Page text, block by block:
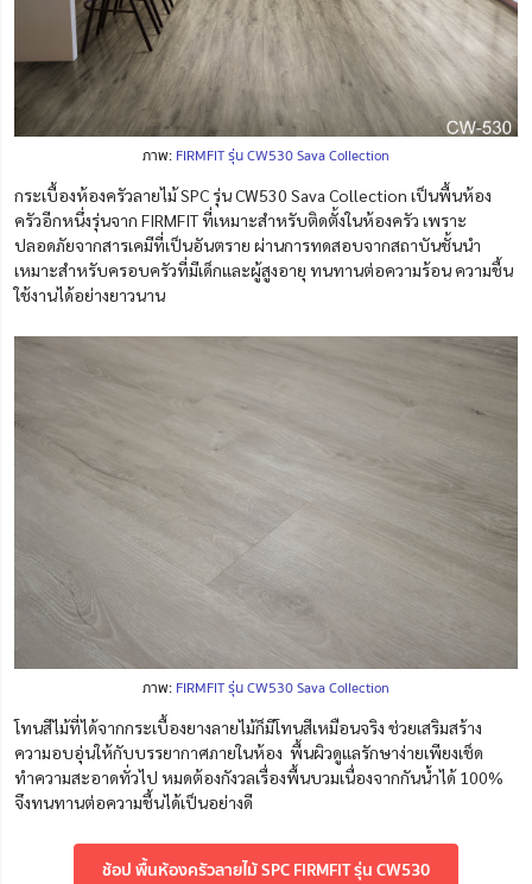
ภาพ: FIRMFIT รุ่น CW530 Sava Collection
กระเบื้องห้องครัวลายไม้ SPC รุ่น CW530 Sava Collection เป็นพื้นห้อง
ครัวอีกหนึ่งรุ่นจาก FIRMFIT ที่เหมาะสำหรับติดตั้งในห้องครัว เพราะ
ปลอดภัยจากสารเคมีที่เป็นอันตราย ผ่านการทดสอบจากสถาบันชั้นนำ
เหมาะสำหรับครอบครัวที่มีเด็กและผู้สูงอายุ ทนทานต่อความร้อน ความชื้น
ใช้งานได้อย่างยาวนาน
ภาพ: FIRMFIT รุ่น CW530 Sava Collection
โทนสีไม้ที่ได้จากกระเบื้องยางลายไม้ก็มีโทนสีเหมือนจริง ช่วยเสริมสร้าง
ความอบอุ่นให้กับบรรยากาศภายในห้อง พื้นผิวดูแลรักษาง่ายเพียงเช็ด
ทำความสะอาดทั่วไป หมดต้องกังวลเรื่องพื้นบวมเนื่องจากกันน้ำได้ 100%
จึงทนทานต่อความชื้นได้เป็นอย่างดี
ช้อป พื้นห้องครัวลายไม้ SPC FIRMFIT รุ่น CW530